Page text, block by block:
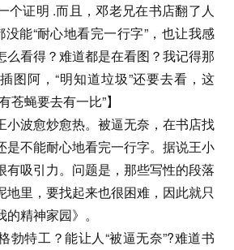
个证明 .而且，邓老兄在书店翻了人
没能“耐心地看完一行字”，也让我感
么看得？难道都是在看图？我记得那
图阿，“明知道垃圾”还要去看，这
苍蝇要去有一比”】
波愈炒愈热。被逼无奈，在书店找
是不能耐心地看完一行字。据说王小
有吸引力。问题是，那些写性的段落
地里，要找起来也很困难，因此就只
精神家园》。
勃特工？能让人“被逼无奈”?难道书